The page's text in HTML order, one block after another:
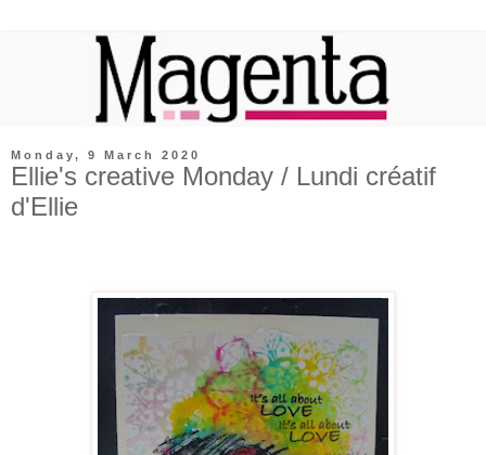
Monday, 9 March 2020
Ellie's creative Monday / Lundi créatif
d'Ellie